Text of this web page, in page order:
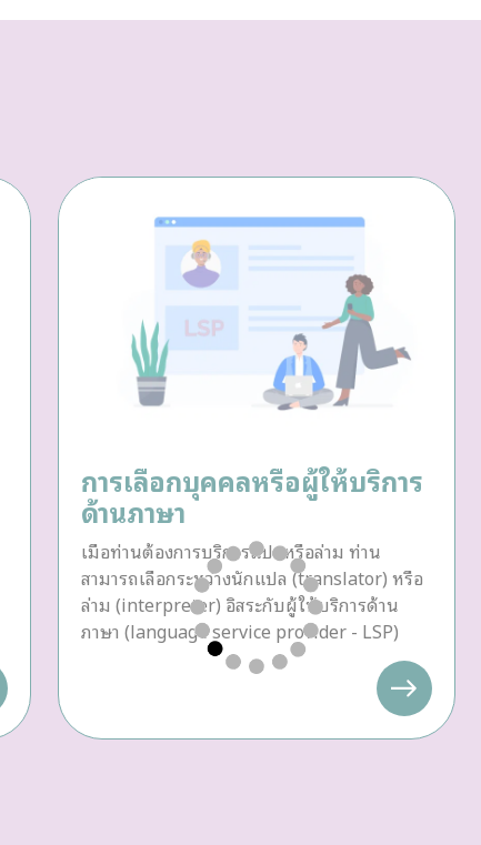
การเลือกบุคคลหรือผู้ให้บริการ
ด้านภาษา
เมื่อท่านต้องการบริการแปลหรือล่าม ท่าน
สามารถเลือกระหว่างนักแปล (translator) หรือ
ล่าม (interpreter) อิสระกับผู้ให้บริการด้าน
ภาษา (language service provider - LSP)